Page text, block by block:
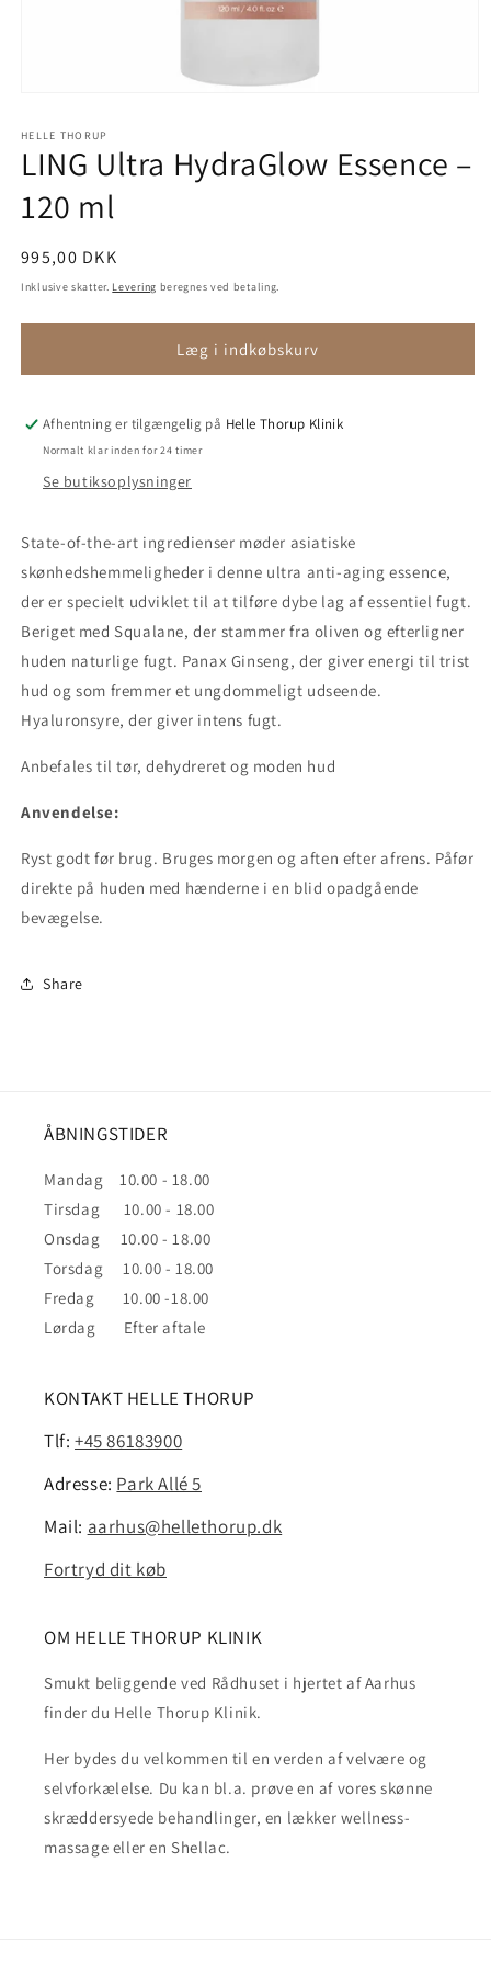
1
modus
HELLE THORUP
LING Ultra HydraGlow Essence –
120 ml
Normalpris
995,00 DKK
Inklusive skatter. Levering beregnes ved betaling.
Læg i indkøbskurv
Afhentning er tilgængelig på Helle Thorup Klinik
Normalt klar inden for 24 timer
Se butiksoplysninger
State-of-the-art ingredienser møder asiatiske
skønhedshemmeligheder i denne ultra anti-aging essence,
der er specielt udviklet til at tilføre dybe lag af essentiel fugt.
Beriget med Squalane, der stammer fra oliven og efterligner
huden naturlige fugt. Panax Ginseng, der giver energi til trist
hud og som fremmer et ungdommeligt udseende.
Hyaluronsyre, der giver intens fugt.
Anbefales til tør, dehydreret og moden hud
Anvendelse:
Ryst godt før brug. Bruges morgen og aften efter afrens. Påfør
direkte på huden med hænderne i en blid opadgående
bevægelse.
Share
ÅBNINGSTIDER
Mandag 10.00 - 18.00
Tirsdag 10.00 - 18.00
Onsdag 10.00 - 18.00
Torsdag 10.00 - 18.00
Fredag 10.00 -18.00
Lørdag Efter aftale
KONTAKT HELLE THORUP
Tlf:+45 86183900
Adresse: Park Allé 5
Mail: aarhus@hellethorup.dk
Fortryd dit køb
OM HELLE THORUP KLINIK
Smukt beliggende ved Rådhuset i hjertet af Aarhus
finder du Helle Thorup Klinik.
Her bydes du velkommen til en verden af velvære og
selvforkælelse. Du kan bl.a. prøve en af vores skønne
skræddersyede behandlinger, en lækker wellness-
massage eller en Shellac.